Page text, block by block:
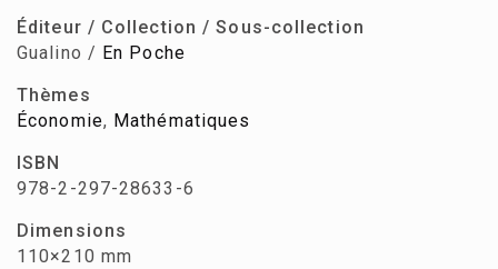
Éditeur / Collection / Sous-collection
Gualino / En Poche
Thèmes
Économie, Mathématiques
ISBN
978-2-297-28633-6
Dimensions
110×210 mm